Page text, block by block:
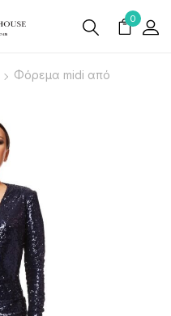
0
Φόρεμα midi από